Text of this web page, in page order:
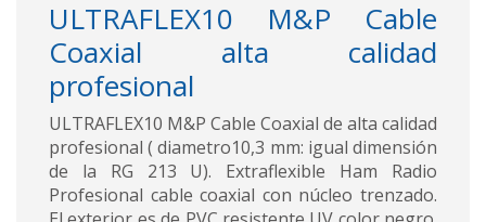
ULTRAFLEX10 M&P Cable
Coaxial alta calidad
profesional
ULTRAFLEX10 M&P Cable Coaxial de alta calidad
profesional ( diametro10,3 mm: igual dimensión
de la RG 213 U). Extraflexible Ham Radio
Profesional cable coaxial con núcleo trenzado.